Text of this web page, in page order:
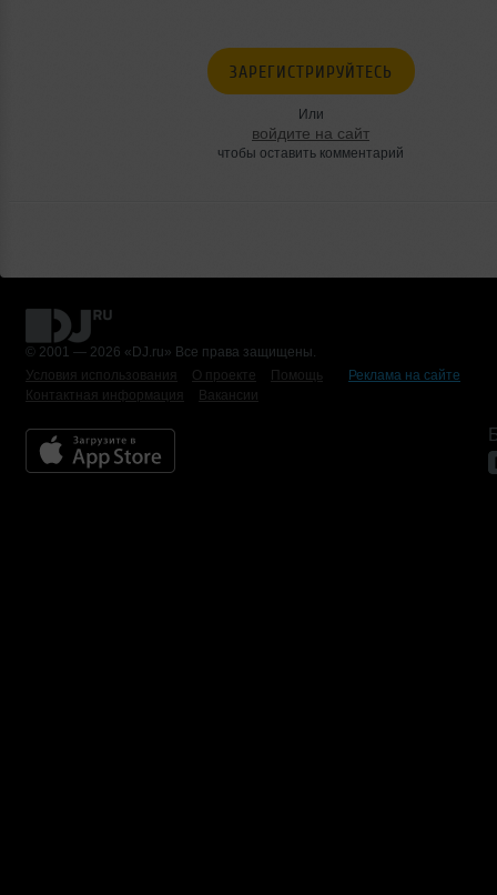
ЗАРЕГИСТРИРУЙТЕСЬ
Или
войдите на сайт
чтобы оставить комментарий
© 2001 — 2026 «DJ.ru» Все права защищены.
Условия использования
О проекте Помощь
Реклама на сайте
Контактная информация
Вакансии